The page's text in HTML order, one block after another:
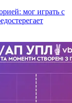
мог играть с